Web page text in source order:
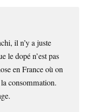
il n’y a juste
le dopé n’est pas
en France où on
consommation.